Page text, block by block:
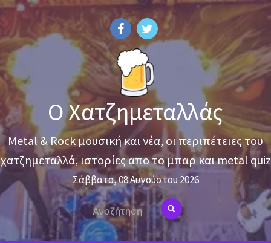
Skip
content
Ο Χατζημεταλλάς
Metal & Rock μουσική και νέα, οι περιπέτειες του
χατζημεταλλά, ιστορίες απο το μπαρ και metal quiz
Σάββατο, 08 Αυγούστου 2026
Search
for: